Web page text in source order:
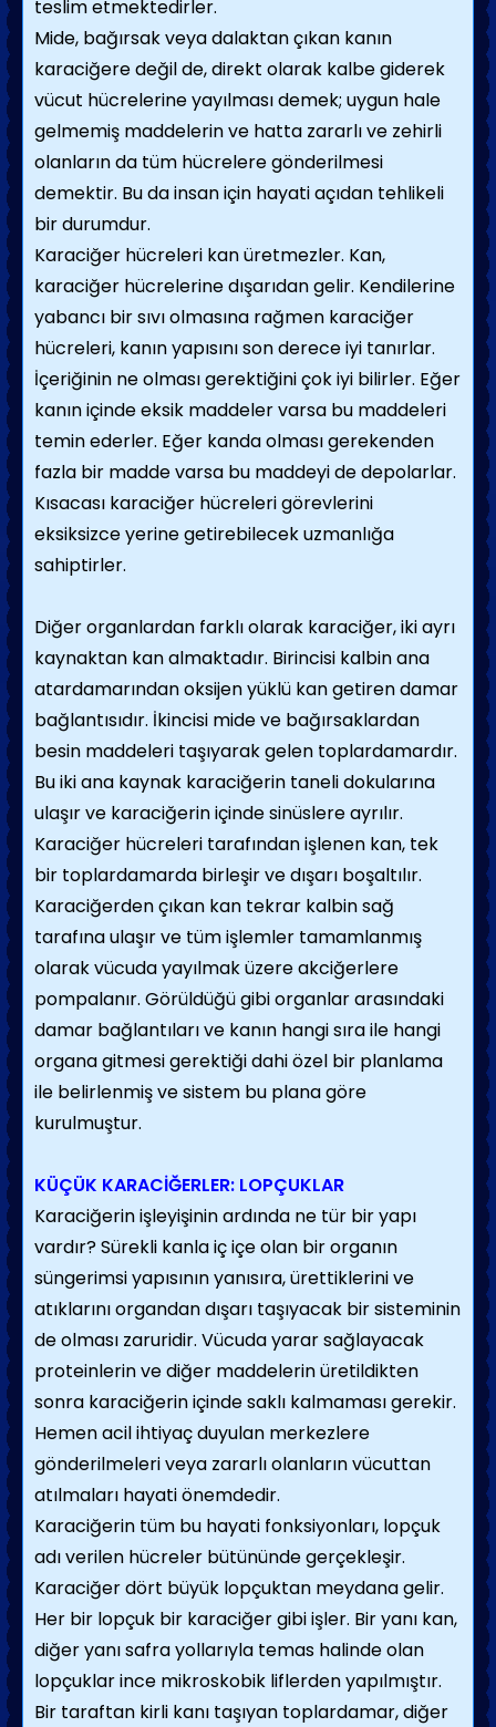
teslim etmektedirler.
Mide, bağırsak veya dalaktan çıkan kanın
karaciğere değil de, direkt olarak kalbe giderek
vücut hücrelerine yayılması demek; uygun hale
gelmemiş maddelerin ve hatta zararlı ve zehirli
olanların da tüm hücrelere gönderilmesi
demektir. Bu da insan için hayati açıdan tehlikeli
bir durumdur.
Karaciğer hücreleri kan üretmezler. Kan,
karaciğer hücrelerine dışarıdan gelir. Kendilerine
yabancı bir sıvı olmasına rağmen karaciğer
hücreleri, kanın yapısını son derece iyi tanırlar.
İçeriğinin ne olması gerektiğini çok iyi bilirler. Eğer
kanın içinde eksik maddeler varsa bu maddeleri
temin ederler. Eğer kanda olması gerekenden
fazla bir madde varsa bu maddeyi de depolarlar.
Kısacası karaciğer hücreleri görevlerini
eksiksizce yerine getirebilecek uzmanlığa
sahiptirler.
Diğer organlardan farklı olarak karaciğer, iki ayrı
kaynaktan kan almaktadır. Birincisi kalbin ana
atardamarından oksijen yüklü kan getiren damar
bağlantısıdır. İkincisi mide ve bağırsaklardan
besin maddeleri taşıyarak gelen toplardamardır.
Bu iki ana kaynak karaciğerin taneli dokularına
ulaşır ve karaciğerin içinde sinüslere ayrılır.
Karaciğer hücreleri tarafından işlenen kan, tek
bir toplardamarda birleşir ve dışarı boşaltılır.
Karaciğerden çıkan kan tekrar kalbin sağ
tarafına ulaşır ve tüm işlemler tamamlanmış
olarak vücuda yayılmak üzere akciğerlere
pompalanır. Görüldüğü gibi organlar arasındaki
damar bağlantıları ve kanın hangi sıra ile hangi
organa gitmesi gerektiği dahi özel bir planlama
ile belirlenmiş ve sistem bu plana göre
kurulmuştur.
KÜÇÜK KARACİĞERLER: LOPÇUKLAR
Karaciğerin işleyişinin ardında ne tür bir yapı
vardır? Sürekli kanla iç içe olan bir organın
süngerimsi yapısının yanısıra, ürettiklerini ve
atıklarını organdan dışarı taşıyacak bir sisteminin
de olması zaruridir. Vücuda yarar sağlayacak
proteinlerin ve diğer maddelerin üretildikten
sonra karaciğerin içinde saklı kalmaması gerekir.
Hemen acil ihtiyaç duyulan merkezlere
gönderilmeleri veya zararlı olanların vücuttan
atılmaları hayati önemdedir.
Karaciğerin tüm bu hayati fonksiyonları, lopçuk
adı verilen hücreler bütününde gerçekleşir.
Karaciğer dört büyük lopçuktan meydana gelir.
Her bir lopçuk bir karaciğer gibi işler. Bir yanı kan,
diğer yanı safra yollarıyla temas halinde olan
lopçuklar ince mikroskobik liflerden yapılmıştır.
Bir taraftan kirli kanı taşıyan toplardamar, diğer